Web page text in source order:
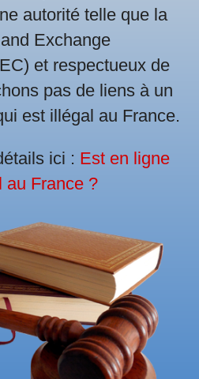
autorité telle que la
Exchange
et respectueux de
pas de liens à un
est illégal au France.
ici : Est en ligne
au France ?